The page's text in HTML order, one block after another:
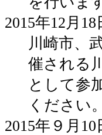
2015年12月18
川崎市、
催される
として参
ください。
2015年９月10